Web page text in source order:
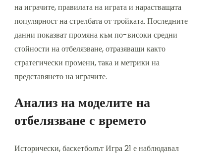
на играчите, правилата на играта и нарастващата
популярност на стрелбата от тройката. Последните
данни показват промяна към по-високи средни
стойности на отбелязване, отразяващи както
стратегически промени, така и метрики на
представянето на играчите.
Анализ на моделите на
отбелязване с времето
Исторически, баскетболът Игра 21 е наблюдавал